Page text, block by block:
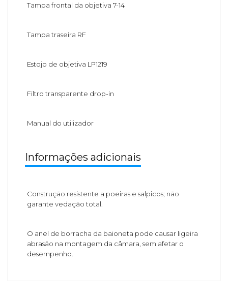
Tampa frontal da objetiva 7-14
Tampa traseira RF
Estojo de objetiva LP1219
Filtro transparente drop-in
Manual do utilizador
Informações adicionais
Construção resistente a poeiras e salpicos; não
garante vedação total.
O anel de borracha da baioneta pode causar ligeira
abrasão na montagem da câmara, sem afetar o
desempenho.